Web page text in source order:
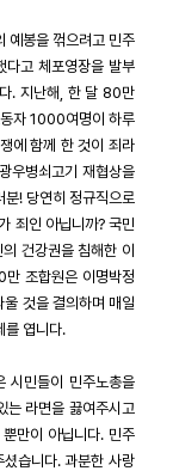
예봉을 꺾으려고 민주
다고 체포영장을 발부
. 지난해, 한 달 80만
자 1000여명이 하루
에 함께 한 것이 죄라
우병쇠고기 재협상을
! 당연히 정규직으로
죄인 아닙니까? 국민
건강권을 침해한 이
조합원은 이명박정
것을 결의하며 매일
를 엽니다.
시민들이 민주노총을
는 라면을 끓여주시고
만이 아닙니다. 민주
습니다. 과분한 사랑